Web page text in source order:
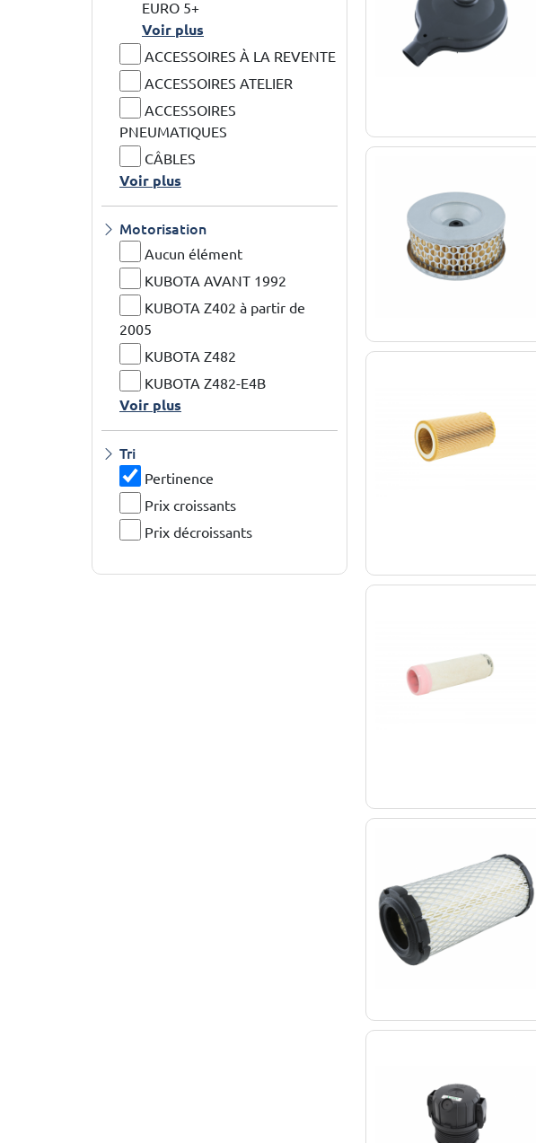
EURO 5+
Voir plus
ACCESSOIRES À LA REVENTE
ACCESSOIRES ATELIER
ACCESSOIRES
PNEUMATIQUES
CÂBLES
Voir plus
Motorisation
Aucun élément
KUBOTA AVANT 1992
KUBOTA Z402 à partir de
2005
KUBOTA Z482
KUBOTA Z482-E4B
Voir plus
Tri
Pertinence
Prix croissants
Prix décroissants